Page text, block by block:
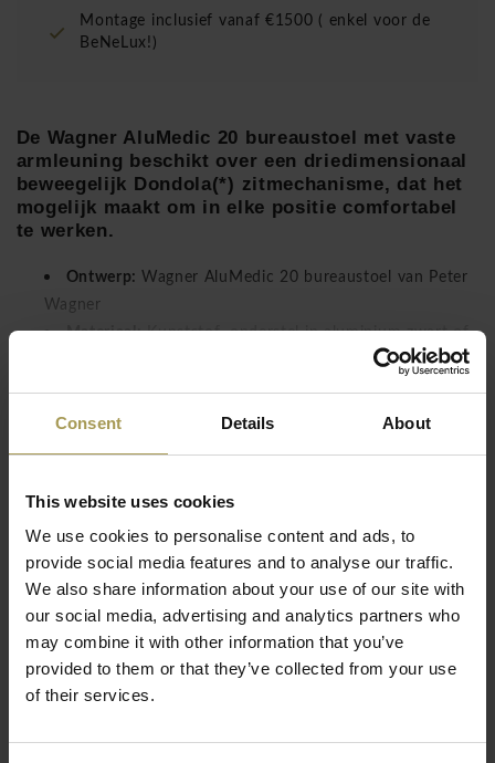
Consent Details About
This website uses cookies
We use cookies to personalise content and ads, to
provide social media features and to analyse our traffic.
We also share information about your use of our site with
our social media, advertising and analytics partners who
may combine it with other information that you’ve
provided to them or that they’ve collected from your use
of their services.
Montage inclusief vanaf €1500 ( enkel voor de
BeNeLux!)
De Wagner AluMedic 20 bureaustoel met vaste
armleuning beschikt over een driedimensionaal
beweegelijk Dondola(*) zitmechanisme, dat het
mogelijk maakt om in elke positie comfortabel
te werken.
Ontwerp: Wagner AluMedic 20 bureaustoel van Peter
Wagner
Materiaal:Kunststof, onderstel in aluminium zwart of
gepolierd, Trevira bekleding of leder , netweefsel 100%
Zitmaten:
43-52h x 48b x 48-53d cm
vergrendelbaar, zithoogte verstelbaar, instelling op
driedimensionaal Dondola zitmechanisme, hoogte
verstelbare rugleuning met lendensteun, optionele
armleuning in hoogte verstelbaar
Vuurbestendig: EN1021 Part 1-2, D: B1, DIN 4102,
GB: BS 5852 Crib n°5 in combination with CMHR 35
foam